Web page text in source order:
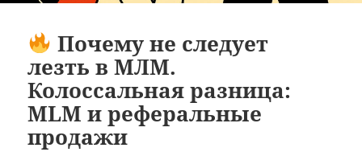
Почему не следует
лезть в МЛМ.
Колоссальная разница:
MLM и реферальные
продажи